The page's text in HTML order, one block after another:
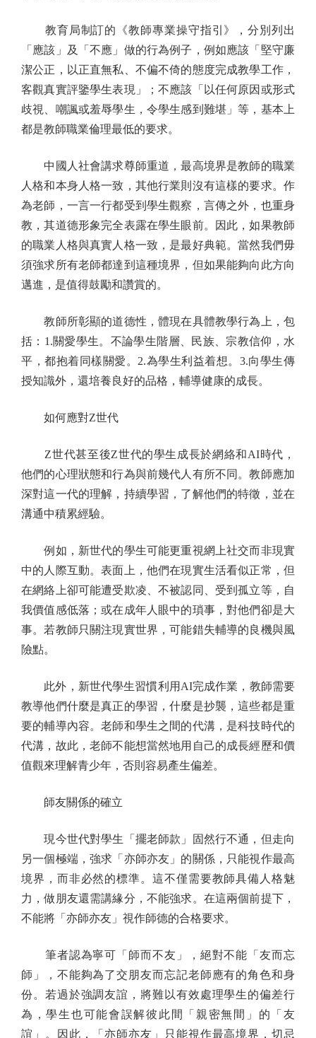
教育局制訂的《教師專業操守指引》，分別列出
「應該」及「不應」做的行為例子，例如應該「堅守廉
潔公正，以正直無私、不偏不倚的態度完成教學工作，
客觀真實評鑒學生表現」；不應該「以任何原因或形式
歧視、嘲諷或羞辱學生，令學生感到難堪」等，基本上
都是教師職業倫理最低的要求。
中國人社會講求尊師重道，最高境界是教師的職業
人格和本身人格一致，其他行業則沒有這樣的要求。作
為老師，一言一行都受到學生觀察，言傳之外，也重身
教，其道德形象完全表露在學生眼前。因此，如果教師
的職業人格與真實人格一致，是最好典範。當然我們毋
須強求所有老師都達到這種境界，但如果能夠向此方向
邁進，是值得鼓勵和讚賞的。
教師所彰顯的道德性，體現在具體教學行為上，包
括：1.關愛學生。不論學生階層、民族、宗教信仰，水
平，都抱着同樣關愛。2.為學生利益着想。3.向學生傳
授知識外，還培養良好的品格，輔導健康的成長。
如何應對Z世代
Z世代甚至後Z世代的學生成長於網絡和AI時代，
他們的心理狀態和行為與前幾代人有所不同。教師應加
深對這一代的理解，持續學習，了解他們的特徵，並在
溝通中積累經驗。
例如，新世代的學生可能更重視網上社交而非現實
中的人際互動。表面上，他們在現實生活看似正常，但
在網絡上卻可能遭受欺凌、不被認同、受到孤立等，自
我價值感低落；或在成年人眼中的瑣事，對他們卻是大
事。若教師只關注現實世界，可能錯失輔導的良機與風
險點。
此外，新世代學生習慣利用AI完成作業，教師需要
教導他們什麼是真正的學習，什麼是抄襲，這些都是重
要的輔導內容。老師和學生之間的代溝，是科技時代的
代溝，故此，老師不能想當然地用自己的成長經歷和價
值觀來理解青少年，否則容易產生偏差。
師友關係的確立
現今世代對學生「擺老師款」固然行不通，但走向
另一個極端，強求「亦師亦友」的關係，只能視作最高
境界，而非必然的標準。這不僅需要教師具備人格魅
力，做朋友還需講緣分，不能強求。在這兩個前提下，
不能將「亦師亦友」視作師德的合格要求。
筆者認為寧可「師而不友」，絕對不能「友而忘
師」，不能夠為了交朋友而忘記老師應有的角色和身
份。若過於強調友誼，將難以有效處理學生的偏差行
為，學生也可能會誤解彼此間「親密無間」的「友
誼」。因此，「亦師亦友」只能視作最高境界，切忌